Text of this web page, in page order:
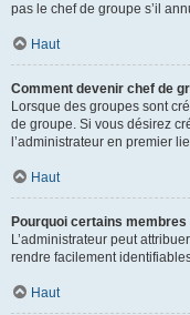
pas le chef de groupe s’il
Haut
Comment devenir chef de
Lorsque des groupes sont
de groupe. Si vous désirez
l’administrateur en premier
Haut
Pourquoi certains
L’administrateur peut
rendre facilement
Haut